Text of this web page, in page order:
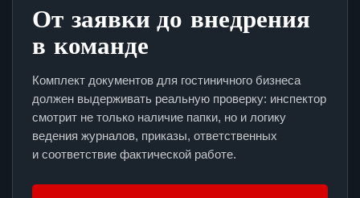
От заявки до внедрения
в команде
Комплект документов для гостиничного бизнеса
должен выдерживать реальную проверку: инспектор
смотрит не только наличие папки, но и логику
ведения журналов, приказы, ответственных
и соответствие фактической работе.